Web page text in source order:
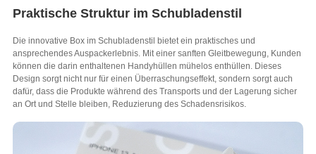
Praktische Struktur im Schubladenstil
Die innovative Box im Schubladenstil bietet ein praktisches und
ansprechendes Auspackerlebnis. Mit einer sanften Gleitbewegung, Kunden
können die darin enthaltenen Handyhüllen mühelos enthüllen. Dieses
Design sorgt nicht nur für einen Überraschungseffekt, sondern sorgt auch
dafür, dass die Produkte während des Transports und der Lagerung sicher
an Ort und Stelle bleiben, Reduzierung des Schadensrisikos.​